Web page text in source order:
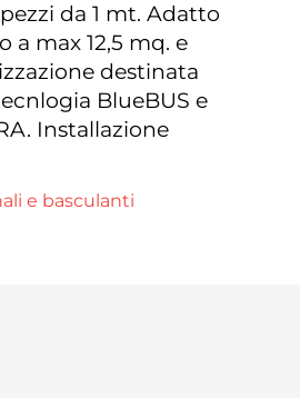
da 1 mt. Adatto
max 12,5 mq. e
destinata
BlueBUS e
Installazione
e basculanti